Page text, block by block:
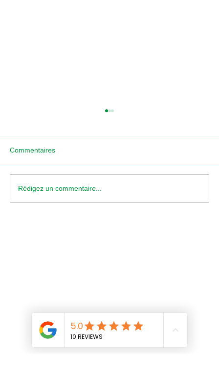
Inspirante Rachel Proudie
Commentaires
Rédigez un commentaire...